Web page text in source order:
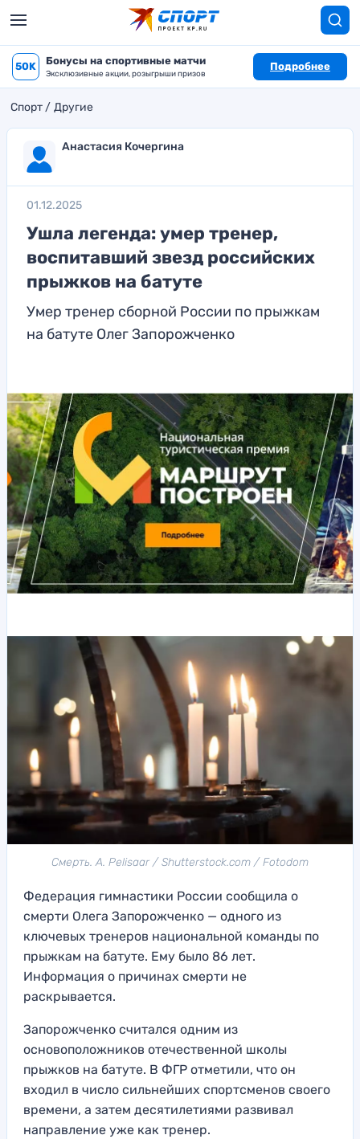
50K Бонусы на спортивные матчи
Эксклюзивные акции, розыгрыши призов
Подробнее
Спорт Другие
Анастасия Кочергина
01.12.2025
Ушла легенда: умер тренер,
воспитавший звезд российских
прыжков на батуте
Умер тренер сборной России по прыжкам
на батуте Олег Запорожченко
Смерть. A. Pelisaar / Shutterstock.com / Fotodom
Федерация гимнастики России сообщила о
смерти Олега Запорожченко — одного из
ключевых тренеров национальной команды по
прыжкам на батуте. Ему было 86 лет.
Информация о причинах смерти не
раскрывается.
Запорожченко считался одним из
основоположников отечественной школы
прыжков на батуте. В ФГР отметили, что он
входил в число сильнейших спортсменов своего
времени, а затем десятилетиями развивал
направление уже как тренер.